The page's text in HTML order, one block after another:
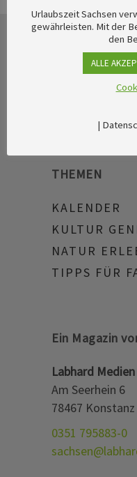
THEMEN
KALENDER
KULTUR
NATUR
TIPPS FÜR
Ein Magazin
Labhard
Am Seerhein 6
78467 Konstanz
0351 795883-0
Urlaubszeit Sachsen
gewährleisten. Mit der
den
ALLE
|